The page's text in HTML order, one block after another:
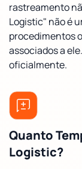
rastreamento
Logistic" não é
procedimentos
associados a
oficialmente.
Quanto
Logistic?